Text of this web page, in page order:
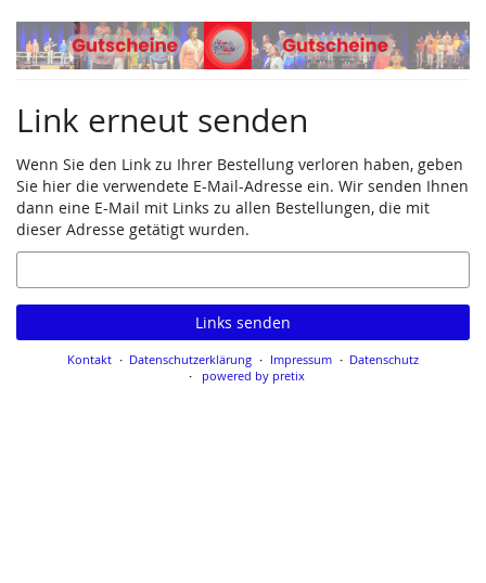
Zum
Haupt-
Inhalt
Link erneut senden
Wenn Sie den Link zu Ihrer Bestellung verloren haben, geben
Sie hier die verwendete E-Mail-Adresse ein. Wir senden Ihnen
dann eine E-Mail mit Links zu allen Bestellungen, die mit
dieser Adresse getätigt wurden.
E-
Mail
Links senden
Kontakt Datenschutzerklärung Impressum
Datenschutz
powered by pretix